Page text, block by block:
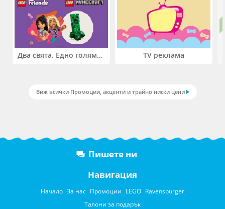
Два свята. Едно голямо приключение. Купи 2 продукта LEGO® Friends и/или LEGO® Minecraft и вземи -27% TV реклама
Виж всички Промоции, акценти и трайно ниски цени
Пишете ни
Навигация
Начало За нас Промоции LEGO Ravensburger
Талони за подарък